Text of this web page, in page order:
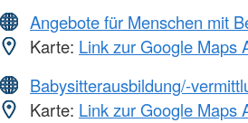
Angebote für Menschen mit
Karte: Link zur Google Maps
Babysitterausbildung/-
Karte: Link zur Google Maps